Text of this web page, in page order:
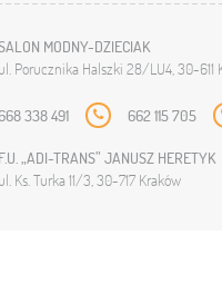
MODNY-DZIECIAK
ul. Porucznika Halszki 28/LU4, 30-611
668 338 491 662 115 705
F.U. „ADI-TRANS” JANUSZ HERETYK
ul. Ks. Turka 11/3, 30-717 Kraków